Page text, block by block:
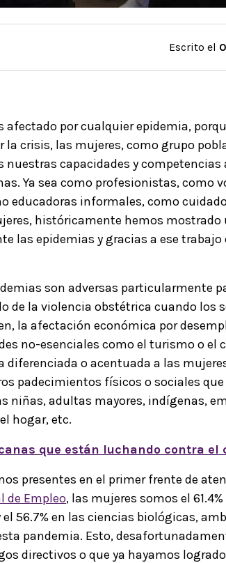
Escrito el
afectado por cualquier epidemia,
la crisis, las mujeres, como grupo
capacidades y competencias
Ya sea como profesionistas, como
educadoras informales, como
históricamente hemos mostrado
las epidemias y gracias a ese
son adversas particularmente
de la violencia obstétrica cuando los
la afectación económica por
no-esenciales como el turismo o el
o acentuada a las
padecimientos físicos o sociales que
niñas, adultas mayores, indígenas,
hogar, etc.
que están luchando contra el
presentes en el primer frente de
de Empleo, las mujeres somos el
56.7% en las ciencias biológicas,
pandemia. Esto,
directivos o que ya hayamos